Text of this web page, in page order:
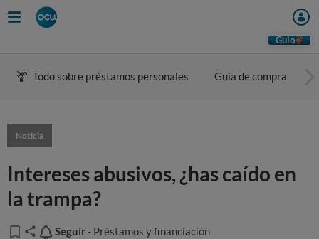
Guio
Todo sobre préstamos personales Guía de compra
Noticia
Intereses abusivos, ¿has caído en
la trampa?
Seguir
Seguir - Préstamos y financiación